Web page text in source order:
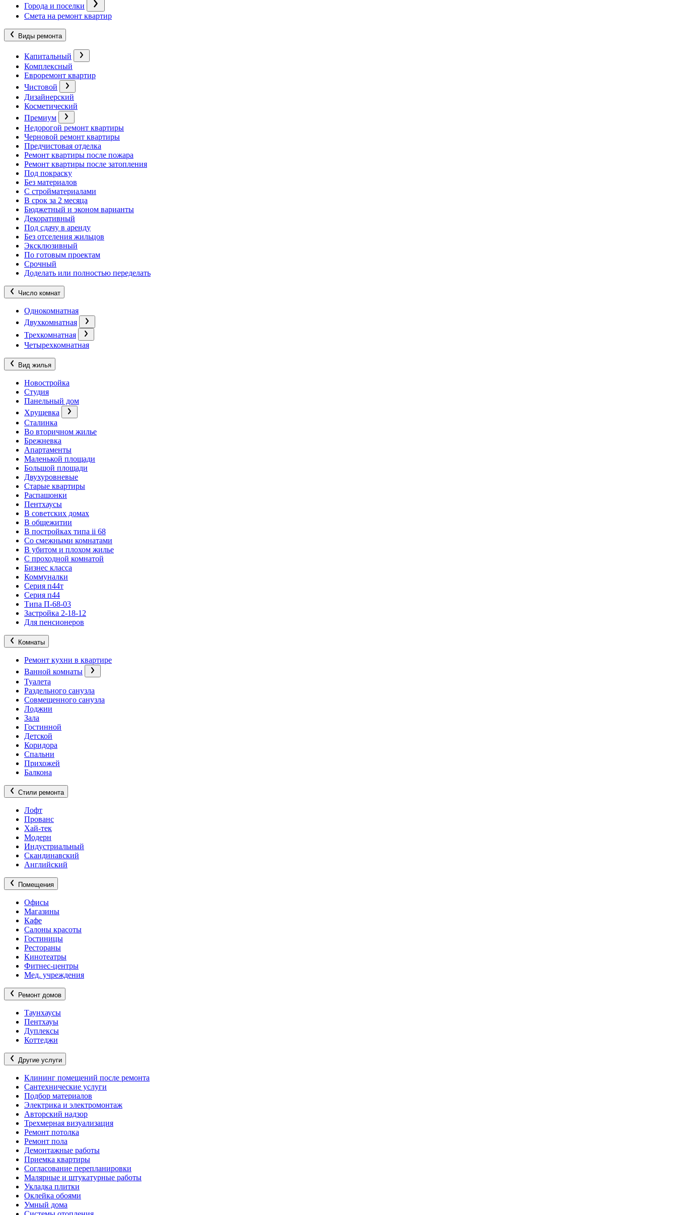
Города и поселки
Смета на ремонт квартир
Виды ремонта
Капитальный
Комплексный
Евроремонт квартир
Чистовой
Дизайнерский
Косметический
Премиум
Недорогой ремонт квартиры
Черновой ремонт квартиры
Предчистовая отделка
Ремонт квартиры после пожара
Ремонт квартиры после затопления
Под покраску
Без материалов
С стройматериалами
В срок за 2 месяца
Бюджетный и эконом варианты
Декоративный
Под сдачу в аренду
Без отселения жильцов
Эксклюзивный
По готовым проектам
Срочный
Доделать или полностью переделать
Число комнат
Однокомнатная
Двухкомнатная
Трехкомнатная
Четырехкомнатная
Вид жилья
Новостройка
Студия
Панельный дом
Хрущевка
Сталинка
Во вторичном жилье
Брежневка
Апартаменты
Маленькой площади
Большой площади
Двухуровневые
Старые квартиры
Распашонки
Пентхаусы
В советских домах
В общежитии
В постройках типа ii 68
Со смежными комнатами
В убитом и плохом жилье
С проходной комнатой
Бизнес класса
Коммуналки
Серия п44т
Серия п44
Типа П-68-03
Застройка 2-18-12
Для пенсионеров
Комнаты
Ремонт кухни в квартире
Ванной комнаты
Туалета
Раздельного санузла
Совмещенного санузла
Лоджии
Зала
Гостинной
Детской
Коридора
Спальни
Прихожей
Балкона
Стили ремонта
Лофт
Прованс
Хай-тек
Модерн
Индустриальный
Скандинавский
Английский
Помещения
Офисы
Магазины
Кафе
Салоны красоты
Гостиницы
Рестораны
Кинотеатры
Фитнес-центры
Мед. учреждения
Ремонт домов
Таунхаусы
Пентхауы
Дуплексы
Коттеджи
Другие услуги
Клининг помещений после ремонта
Сантехнические услуги
Подбор материалов
Электрика и электромонтаж
Авторский надзор
Трехмерная визуализация
Ремонт потолка
Ремонт пола
Демонтажные работы
Приемка квартиры
Согласование перепланировки
Малярные и штукатурные работы
Укладка плитки
Оклейка обоями
Умный дома